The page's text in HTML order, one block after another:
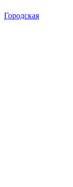
Городская